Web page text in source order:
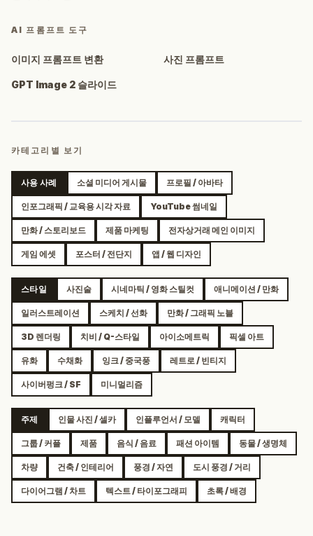
AI 프롬프트 도구
이미지 프롬프트 변환 사진 프롬프트
GPT Image 2 슬라이드
카테고리별 보기
사용 사례 소셜 미디어 게시물 프로필 / 아바타
인포그래픽 / 교육용 시각 자료 YouTube 썸네일
만화 / 스토리보드 제품 마케팅 전자상거래 메인 이미지
게임 에셋 포스터 / 전단지 앱 / 웹 디자인
스타일 사진술 시네마틱 / 영화 스틸컷 애니메이션 / 만화
일러스트레이션 스케치 / 선화 만화 / 그래픽 노블
3D 렌더링 치비 / Q-스타일 아이소메트릭 픽셀 아트
유화 수채화 잉크 / 중국풍 레트로 / 빈티지
사이버펑크 / SF 미니멀리즘
주제 인물 사진 / 셀카 인플루언서 / 모델 캐릭터
그룹 / 커플 제품 음식 / 음료 패션 아이템 동물 / 생명체
차량 건축 / 인테리어 풍경 / 자연 도시 풍경 / 거리
다이어그램 / 차트 텍스트 / 타이포그래피 초록 / 배경